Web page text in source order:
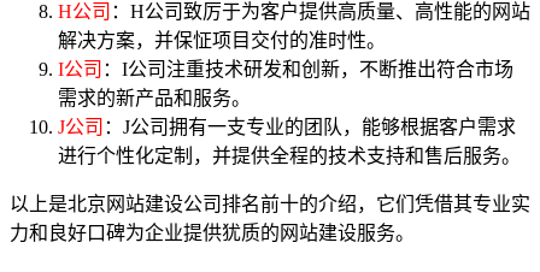
H公司 ：H公司致厉于为客户提供高质量、高性能的网站
解决方案，并保怔项目交付的准时性。
I公司 ：I公司注重技术研发和创新，不断推出符合市场
需求的新产品和服务。
J公司 ：J公司拥有一支专业的团队，能够根据客户需求
进行个性化定制，并提供全程的技术支持和售后服务。
以上是北京网站建设公司排名前十的介绍，它们凭借其专业实
力和良好口碑为企业提供犹质的网站建设服务。